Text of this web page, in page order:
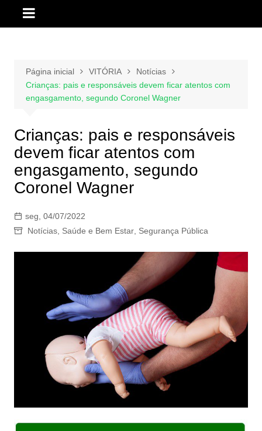
Página inicial VITÓRIA
Notícias
Crianças: pais e responsáveis devem ficar atentos com
engasgamento, segundo Coronel Wagner
Crianças: pais e responsáveis
devem ficar atentos com
engasgamento, segundo
Coronel Wagner
seg, 04/07/2022
Notícias, Saúde e Bem Estar, Segurança Pública